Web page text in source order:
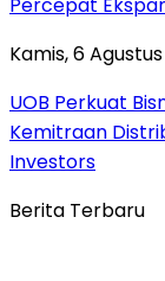
Percepat
Kamis, 6
UOB Perkuat
Kemitraan
Investors
Berita Terbaru